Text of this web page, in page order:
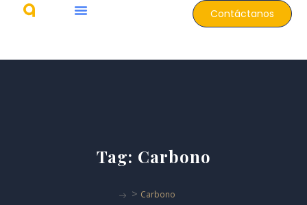
Contáctanos
Tag: Carbono
> Carbono